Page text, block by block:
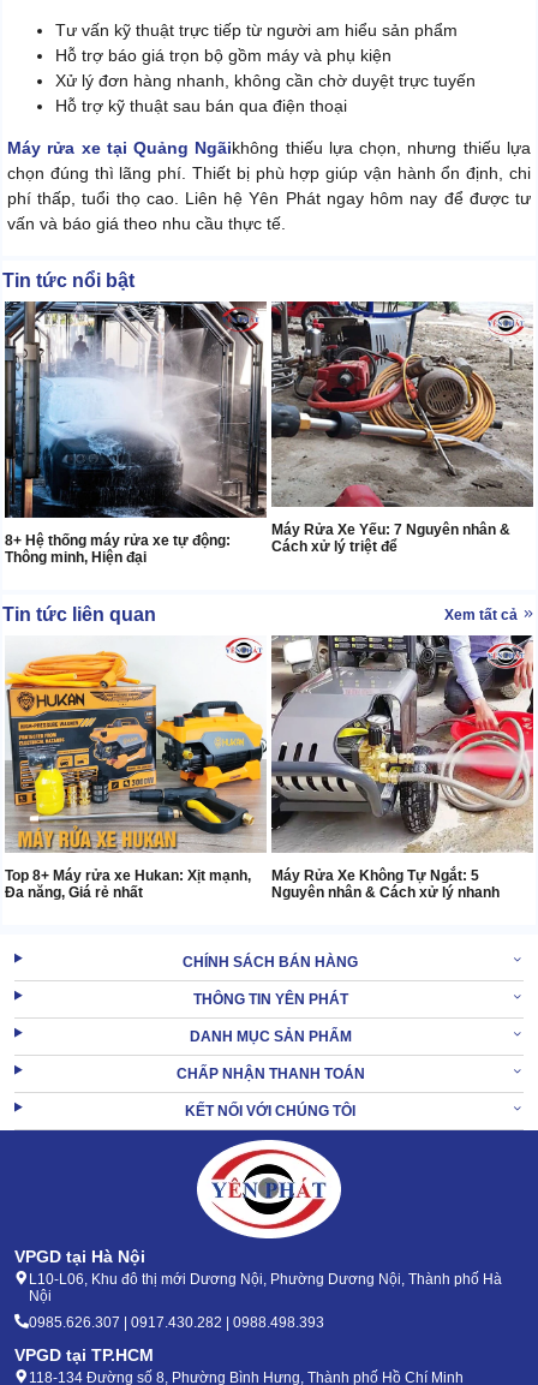
Tư vấn kỹ thuật trực tiếp từ người am hiểu sản phẩm
Hỗ trợ báo giá trọn bộ gồm máy và phụ kiện
Xử lý đơn hàng nhanh, không cần chờ duyệt trực tuyến
Hỗ trợ kỹ thuật sau bán qua điện thoại
Máy rửa xe tại Quảng Ngãikhông thiếu lựa chọn, nhưng thiếu lựa
chọn đúng thì lãng phí. Thiết bị phù hợp giúp vận hành ổn định, chi
phí thấp, tuổi thọ cao. Liên hệ Yên Phát ngay hôm nay để được tư
vấn và báo giá theo nhu cầu thực tế.
Tin tức nổi bật
8+ Hệ thống máy rửa xe tự động:
Thông minh, Hiện đại
Máy Rửa Xe Yếu: 7 Nguyên nhân &
Cách xử lý triệt để
Tin tức liên quan Xem tất cả
Top 8+ Máy rửa xe Hukan: Xịt mạnh,
Đa năng, Giá rẻ nhất
Máy Rửa Xe Không Tự Ngắt: 5
Nguyên nhân & Cách xử lý nhanh
CHÍNH SÁCH BÁN HÀNG
THÔNG TIN YÊN PHÁT
DANH MỤC SẢN PHẨM
CHẤP NHẬN THANH TOÁN
KẾT NỐI VỚI CHÚNG TÔI
VPGD tại Hà Nội
L10-L06, Khu đô thị mới Dương Nội, Phường Dương Nội, Thành phố Hà
Nội
0985.626.307 | 0917.430.282 | 0988.498.393
VPGD tại TP.HCM
118-134 Đường số 8, Phường Bình Hưng, Thành phố Hồ Chí Minh